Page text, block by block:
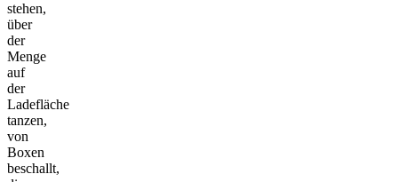
stehen,
über
der
Menge
auf
der
Ladefläche
tanzen,
von
Boxen
beschallt,